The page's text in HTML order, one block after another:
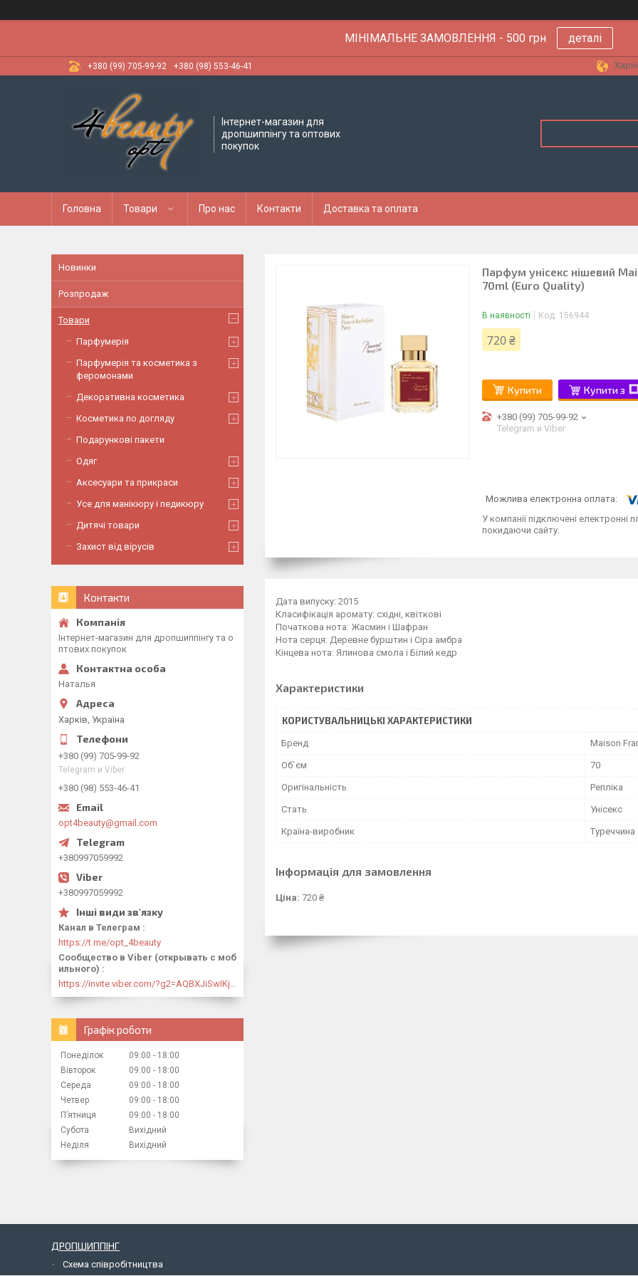
МІНІМАЛЬНЕ ЗАМОВЛЕННЯ - 500 грн деталі
+380 (99) 705-99-92 +380 (98) 553-46-41
Інтернет-магазин для
дропшиппінгу та оптових
покупок
Головна Товари Про нас Контакти Доставка та оплата
Парфум унісекс нішевий
70ml (Euro Quality)
В наявності Код: 156944
720 ₴
Купити Купити з
+380 (99) 705-99-92
Telegram и Viber
У компанії підключені електронні
покидаючи сайту.
Дата випуску: 2015
Класифікація аромату: східні, квіткові
Початкова нота: Жасмин і Шафран
Нота серця: Деревне бурштин і Сіра амбра
Кінцева нота: Ялинова смола і Білий кедр
Характеристики
КОРИСТУВАЛЬНИЦЬКІ ХАРАКТЕРИСТИКИ
Бренд Maison
Об`єм 70
Оригінальність Репліка
Стать Унісекс
Країна-виробник Туреччина
Інформація для замовлення
Ціна: 720 ₴
Новинки
Розпродаж
Товари
Парфумерія
Парфумерія та косметика з
феромонами
Декоративна косметика
Косметика по догляду
Подарункові пакети
Одяг
Аксесуари та прикраси
Усе для манікюру і педикюру
Дитячі товари
Захист від вірусів
Контакти
Інтернет-магазин для дропшиппінгу та о
птових покупок
Наталья
Харків, Україна
+380 (99) 705-99-92
Telegram и Viber
+380 (98) 553-46-41
opt4beauty@gmail.com
+380997059992
+380997059992
Канал в Телеграм
https://t.me/opt_4beauty
Сообщество в Viber (открывать с моб
ильного)
Графік роботи
Понеділок 09:00
18:00
Вівторок
09:00
18:00
Середа
09:00
18:00
Четвер
09:00
18:00
Пʼятниця
09:00
18:00
Субота
Вихідний
Неділя
Вихідний
ДРОПШИППІНГ
Схема співробітництва